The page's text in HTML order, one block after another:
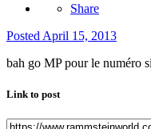
Share
Posted April 15, 2013
bah go MP pour le numéro
Link to post